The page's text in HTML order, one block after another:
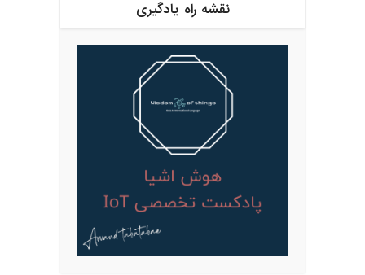
نقشه راه یادگیری